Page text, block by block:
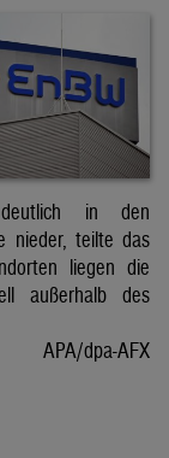
in den
nieder, teilte das
liegen die
außerhalb des
APA/dpa-AFX